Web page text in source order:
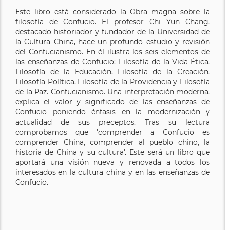
Este libro está considerado la Obra magna sobre la
filosofía de Confucio. El profesor Chi Yun Chang,
destacado historiador y fundador de la Universidad de
la Cultura China, hace un profundo estudio y revisión
del Confucianismo. En él ilustra los seis elementos de
las enseñanzas de Confucio: Filosofía de la Vida Ética,
Filosofía de la Educación, Filosofía de la Creación,
Filosofía Política, Filosofía de la Providencia y Filosofía
de la Paz. Confucianismo. Una interpretación moderna,
explica el valor y significado de las enseñanzas de
Confucio poniendo énfasis en la modernización y
actualidad de sus preceptos. Tras su lectura
comprobamos que 'comprender a Confucio es
comprender China, comprender al pueblo chino, la
historia de China y su cultura'. Este será un libro que
aportará una visión nueva y renovada a todos los
interesados en la cultura china y en las enseñanzas de
Confucio.